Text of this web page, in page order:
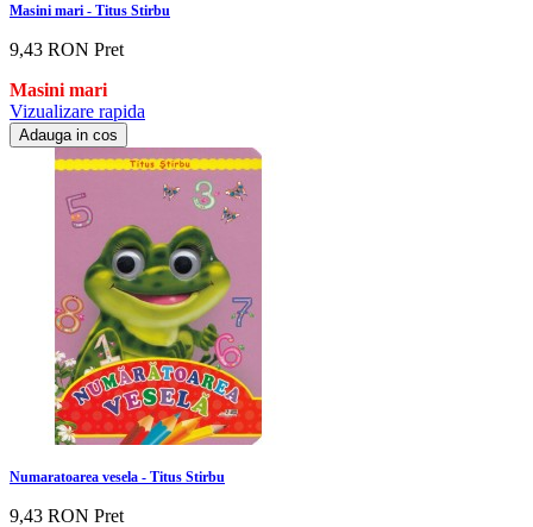
Masini mari - Titus Stirbu
9,43 RON Pret
Masini mari
Vizualizare rapida
Adauga in cos
Numaratoarea vesela - Titus Stirbu
9,43 RON Pret